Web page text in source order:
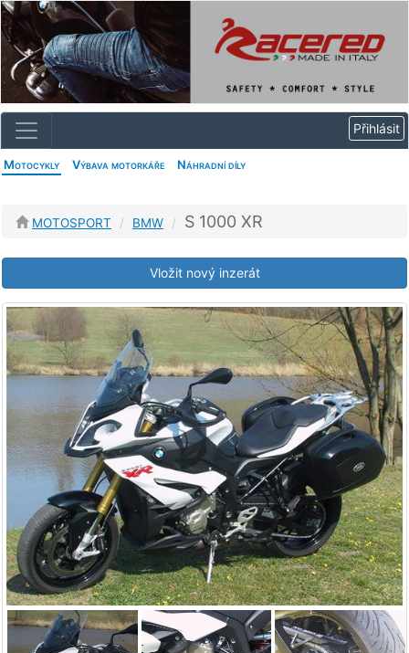
Motocykly Výbava motorkáře Náhradní díly
MOTOSPORT BMW S 1000 XR
Vložit nový inzerát